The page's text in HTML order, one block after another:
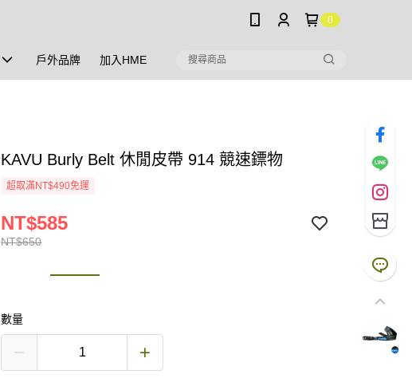
0
戶外品牌 加入HME
KAVU Burly Belt 休閒皮帶 914 競速鏢物
超取滿NT$490免運
NT$650
NT$585
數量